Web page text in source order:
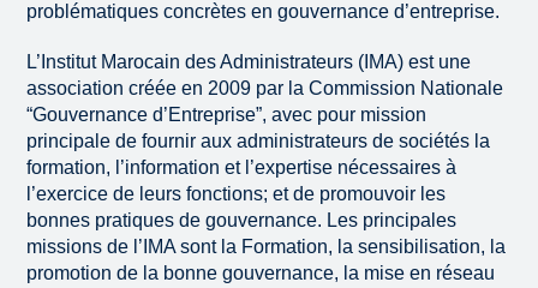
problématiques concrètes en gouvernance d’entreprise.
L’Institut Marocain des Administrateurs (IMA) est une
association créée en 2009 par la Commission Nationale
“Gouvernance d’Entreprise”, avec pour mission
principale de fournir aux administrateurs de sociétés la
formation, l’information et l’expertise nécessaires à
l’exercice de leurs fonctions; et de promouvoir les
bonnes pratiques de gouvernance. Les principales
missions de l’IMA sont la Formation, la sensibilisation, la
promotion de la bonne gouvernance, la mise en réseau